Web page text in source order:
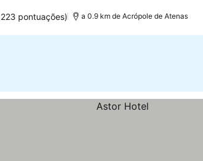
pontuações) a 0.9 km de Acrópole de Atenas